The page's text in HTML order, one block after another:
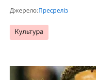
Джерело:Пресреліз
Культура